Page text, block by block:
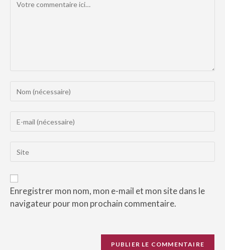
Enregistrer mon nom, mon e-mail et mon site dans le
navigateur pour mon prochain commentaire.